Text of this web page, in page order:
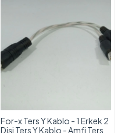
For-x Ters Y Kablo - 1 Erkek 2
Dişi Ters Y Kablo - Amfi Ters Y